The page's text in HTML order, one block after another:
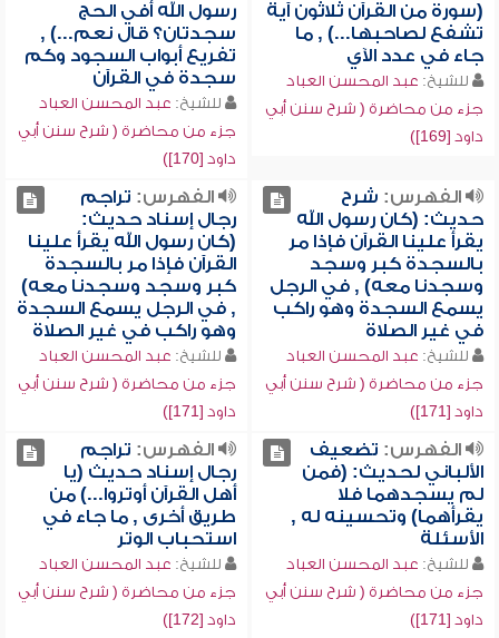
(سورة من القرآن ثلاثون آية
تشفع لصاحبها...) , ما
جاء في عدد الآي
للشيخ: عبد المحسن العباد
جزء من محاضرة ( شرح سنن أبي
داود [169])
رسول الله أفي الحج
سجدتان؟ قال نعم...) ,
تفريع أبواب السجود وكم
سجدة في القرآن
للشيخ: عبد المحسن العباد
جزء من محاضرة ( شرح سنن أبي
داود [170])
الفهرس: شرح
حديث: (كان رسول الله
يقرأ علينا القرآن فإذا مر
بالسجدة كبر وسجد
وسجدنا معه) , في الرجل
يسمع السجدة وهو راكب
في غير الصلاة
للشيخ: عبد المحسن العباد
جزء من محاضرة ( شرح سنن أبي
داود [171])
الفهرس: تراجم
رجال إسناد حديث:
(كان رسول الله يقرأ علينا
القرآن فإذا مر بالسجدة
كبر وسجد وسجدنا معه)
, في الرجل يسمع السجدة
وهو راكب في غير الصلاة
للشيخ: عبد المحسن العباد
جزء من محاضرة ( شرح سنن أبي
داود [171])
الفهرس: تضعيف
الألباني لحديث: (فمن
لم يسجدهما فلا
يقرأهما) وتحسينه له ,
الأسئلة
للشيخ: عبد المحسن العباد
جزء من محاضرة ( شرح سنن أبي
داود [171])
الفهرس: تراجم
رجال إسناد حديث (يا
أهل القرآن أوتروا...) من
طريق أخرى , ما جاء في
استحباب الوتر
للشيخ: عبد المحسن العباد
جزء من محاضرة ( شرح سنن أبي
داود [172])